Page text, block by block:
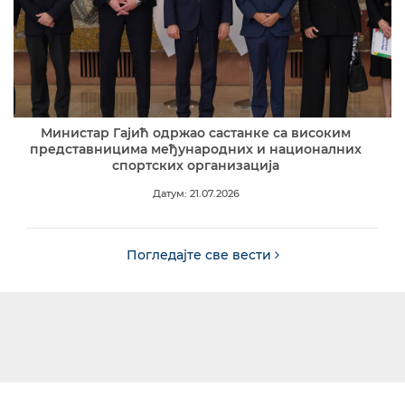
Министар Гајић одржао састанке са високим
представницима међународних и националних
спортских организација
Датум: 21.07.2026
Погледајте све вести